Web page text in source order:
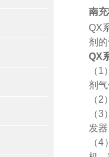
南
QX
剂
QX
（1
剂
（2
（3
发器
（4